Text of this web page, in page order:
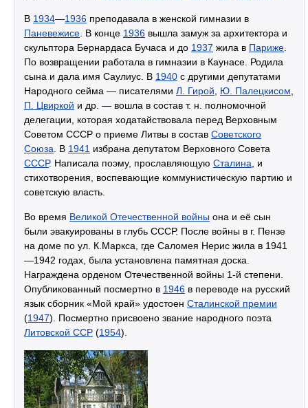
В 1934—1936 преподавала в женской гимназии в
Паневежисе . В конце 1936 вышла замуж за архитектора и
скульптора Бернардаса Бучаса и до 1937 жила в Париже
По возвращении работала в гимназии в Каунасе. Родила
сына и дала имя Саулиус. В 1940 с другими депутатами
Народного сейма — писателями Л. Гирой Ю. Палецкисом
П. Цвиркой и др. — вошла в состав т. н.
полномочной
делегации, которая ходатайствовала перед Верховным
Советом СССР о приеме Литвы в состав Советского
Союза . В 1941 избрана депутатом Верховного Совета
СССР. Написала поэму, прославляющую Сталина , и
стихотворения, воспевающие коммунистическую партию и
советскую власть.
Во время Великой Отечественной войны она и её сын
были эвакуированы в глубь СССР. После войны в г. Пензе
на доме по ул. К.Маркса, где Саломея Нерис жила в 1941
—1942 годах, была установлена памятная доска.
Награждена орденом Отечественной войны 1-й степени.
Опубликованный посмертно в 1946 в переводе на русский
язык сборник «Мой край» удостоен Сталинской премии
(1947). Посмертно присвоено звание народного поэта
Литовской ССР (1954).